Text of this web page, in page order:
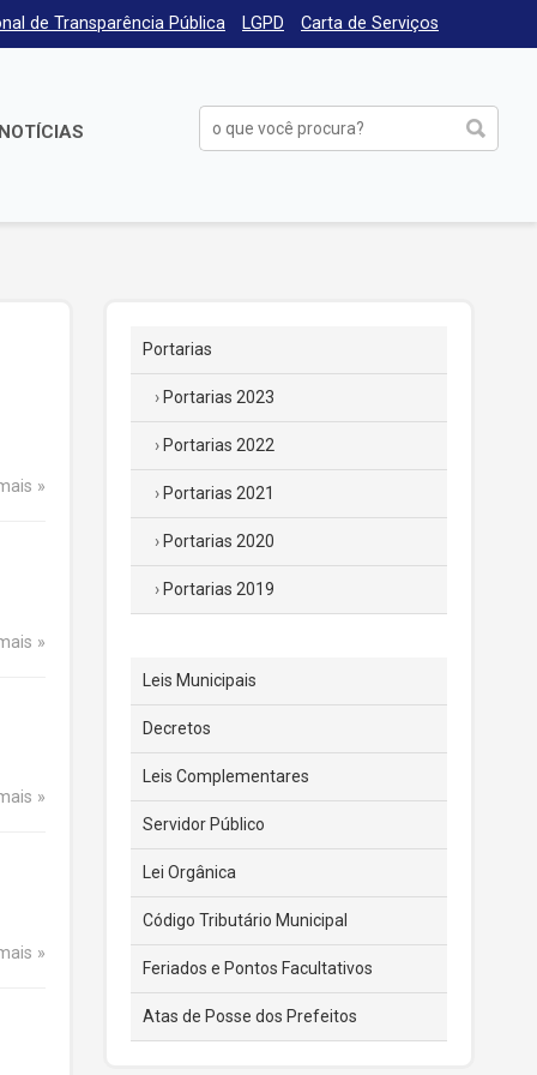
de Transparência Pública LGPD Carta de Serviços
NOTÍCIAS
Portarias
Portarias 2023
Portarias 2022
Portarias 2021
Portarias 2020
Portarias 2019
Leis Municipais
Decretos
Leis Complementares
Servidor Público
Lei Orgânica
Código Tributário Municipal
Feriados e Pontos Facultativos
Atas de Posse dos Prefeitos